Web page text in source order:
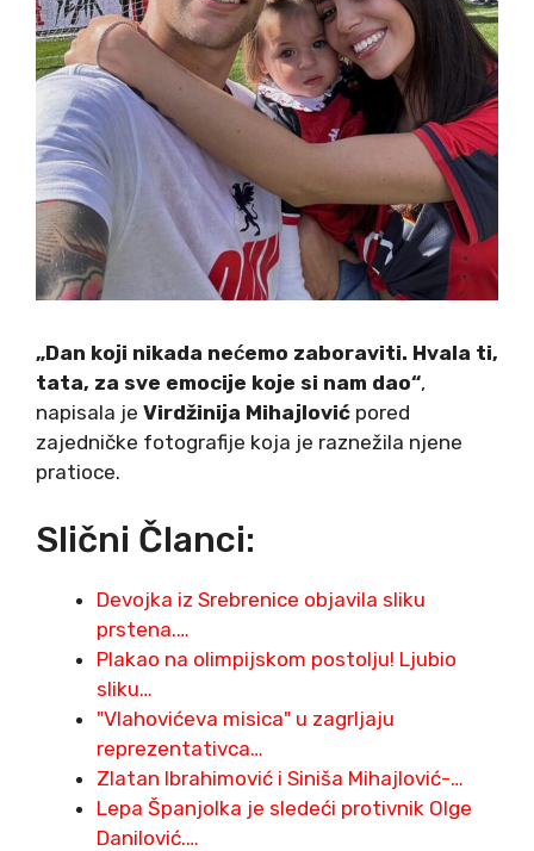
„Dan koji nikada nećemo zaboraviti. Hvala ti,
tata, za sve emocije koje si nam dao“,
napisala je Virdžinija Mihajlović pored
zajedničke fotografije koja je raznežila njene
pratioce.
Slični Članci:
Devojka iz Srebrenice objavila sliku
prstena.…
Plakao na olimpijskom postolju! Ljubio
sliku…
"Vlahovićeva misica" u zagrljaju
reprezentativca…
Zlatan Ibrahimović i Siniša Mihajlović-…
Lepa Španjolka je sledeći protivnik Olge
Danilović.…